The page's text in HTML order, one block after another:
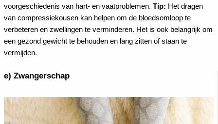
voorgeschiedenis van hart- en vaatproblemen. Tip: Het dragen
van compressiekousen kan helpen om de bloedsomloop te
verbeteren en zwellingen te verminderen. Het is ook belangrijk om
een gezond gewicht te behouden en lang zitten of staan te
vermijden.
e) Zwangerschap